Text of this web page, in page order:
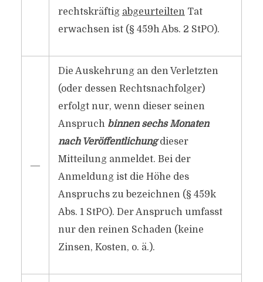
rechtskräftig abgeurteiltenTat
erwachsen ist (§ 459h Abs. 2 StPO).
―
Die Auskehrung an den Verletzten
(oder dessen Rechtsnachfolger)
erfolgt nur, wenn dieser seinen
Anspruch binnen sechs Monaten
nach Veröffentlichungdieser
Mitteilung anmeldet. Bei der
Anmeldung ist die Höhe des
Anspruchs zu bezeichnen (§ 459k
Abs. 1 StPO). Der Anspruch umfasst
nur den reinen Schaden (keine
Zinsen, Kosten, o. ä.).